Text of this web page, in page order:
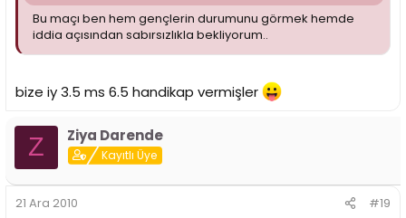
Bu maçı ben hem gençlerin durumunu görmek hemde
iddia açısından sabırsızlıkla bekliyorum..
bize iy 3.5 ms 6.5 handikap vermişler
Z Ziya Darende
Kayıtlı Üye
21 Ara 2010 #19